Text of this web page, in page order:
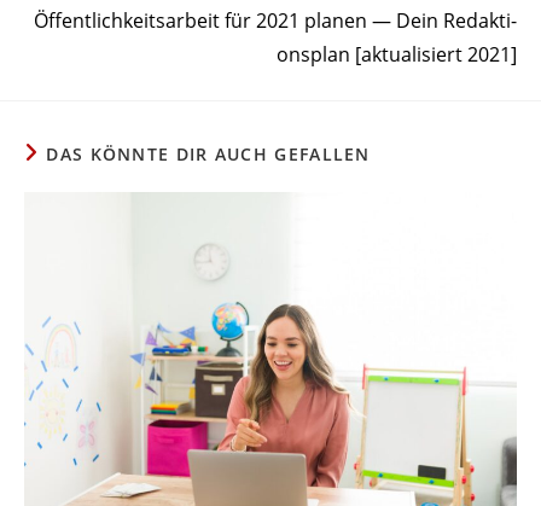
Öffent­lich­keits­arbeit für 2021 planen — Dein Redak­ti­
onsplan [aktua­li­siert 2021]
DAS KÖNNTE DIR AUCH GEFALLEN